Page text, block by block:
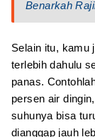
Benarkah
Selain itu, kamu
terlebih dahulu
panas.
persen air
suhunya bisa
dianggap jauh